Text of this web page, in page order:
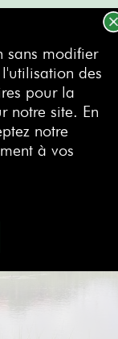
sans modifier
des
pour la
notre site. En
notre
à vos